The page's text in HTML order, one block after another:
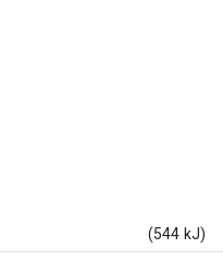
(544 kJ)